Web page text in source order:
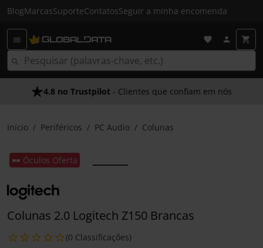
BlogMarcasSuporteContatosSeguir a minha encomenda
4.8 no Trustpilot - Clientes que confiam em nós
Início Periféricos PC Audio Colunas
🕶️ Óculos Oferta
Colunas 2.0 Logitech Z150 Brancas
(0 Classificações)